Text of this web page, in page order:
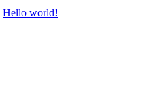
Hello world!